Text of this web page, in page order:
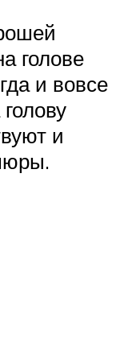
голове
и вовсе
и